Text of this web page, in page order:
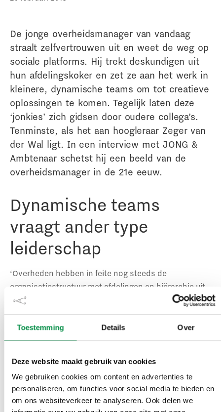
Toestemming Details Over
Deze website maakt gebruik van cookies
We gebruiken cookies om content en advertenties te
personaliseren, om functies voor social media te bieden en
om ons websiteverkeer te analyseren. Ook delen we
De jonge overheidsmanager van vandaag
straalt zelfvertrouwen uit en weet de weg op
sociale platforms. Hij trekt deskundigen uit
hun afdelingskoker en zet ze aan het werk in
kleinere, dynamische teams om tot creatieve
oplossingen te komen. Tegelijk laten deze
‘jonkies’ zich gidsen door oudere collega’s.
Tenminste, als het aan hoogleraar Zeger van
der Wal ligt. In een interview met JONG &
Ambtenaar schetst hij een beeld van de
overheidsmanager in de 21e eeuw.
Dynamische teams
vraagt ander type
leiderschap
‘Overheden hebben in feite nog steeds de
organisatiestructuur met afdelingen en hiërarchie uit
de jaren zeventig, tachtig’, zegt Van der Wal in het
interview. ‘Alle grote kwesties van deze tijd snijden
daar dwars doorheen en vraagstukken worden
hierdoor minder goed opgelost.’ De huidige tijd vraagt
leiderschap en dynamische teams. Dit leiderschap
beschreef hij eerder al in de oratie die hij hield toen hij
deIen Dales Leerstoelvan het CAOP en de
Universiteit Leiden aanvaardde.